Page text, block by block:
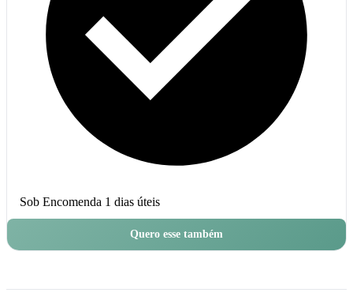
Sob Encomenda 1 dias úteis
Quero esse também